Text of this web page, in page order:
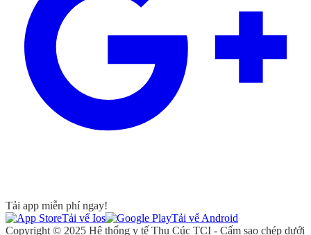
Tải app miễn phí ngay!
Tải vể Ios
Tải vể Android
Copyright © 2025 Hệ thống y tế Thu Cúc TCI - Cấm sao chép dưới